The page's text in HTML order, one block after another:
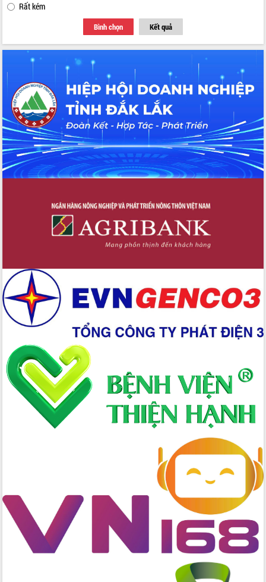
Rất kém
Bình chọn Kết quả